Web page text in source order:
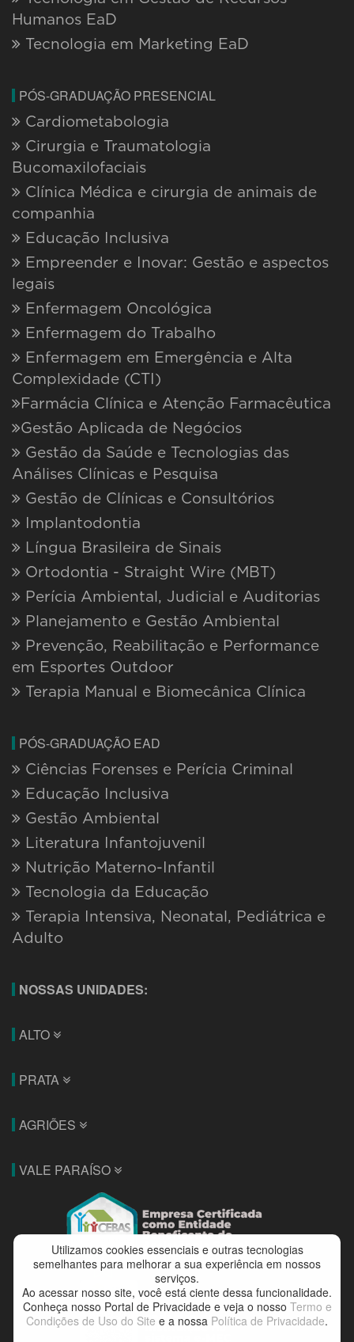
Humanos EaD
Tecnologia em Marketing EaD
PÓS-GRADUAÇÃO PRESENCIAL
Cardiometabologia
Cirurgia e Traumatologia
Bucomaxilofaciais
Clínica Médica e cirurgia de animais de
companhia
Educação Inclusiva
Empreender e Inovar: Gestão e aspectos
legais
Enfermagem Oncológica
Enfermagem do Trabalho
Enfermagem em Emergência e Alta
Complexidade (CTI)
Farmácia Clínica e Atenção Farmacêutica
Gestão Aplicada de Negócios
Gestão da Saúde e Tecnologias das
Análises Clínicas e Pesquisa
Gestão de Clínicas e Consultórios
Implantodontia
Língua Brasileira de Sinais
Ortodontia - Straight Wire (MBT)
Perícia Ambiental, Judicial e Auditorias
Planejamento e Gestão Ambiental
Prevenção, Reabilitação e Performance
em Esportes Outdoor
Terapia Manual e Biomecânica Clínica
PÓS-GRADUAÇÃO EAD
Ciências Forenses e Perícia Criminal
Educação Inclusiva
Gestão Ambiental
Literatura Infantojuvenil
Nutrição Materno-Infantil
Tecnologia da Educação
Terapia Intensiva, Neonatal, Pediátrica e
Adulto
NOSSAS UNIDADES:
ALTO
PRATA
AGRIÕES
VALE PARAÍSO
Utilizamos cookies essenciais e outras tecnologias
semelhantes para melhorar a sua experiência em nossos
serviços.
Ao acessar nosso site, você está ciente dessa funcionalidade.
Conheça nosso Portal de Privacidade e veja o nosso Termo e
Condições de Uso do Site e a nossa Política de Privacidade.